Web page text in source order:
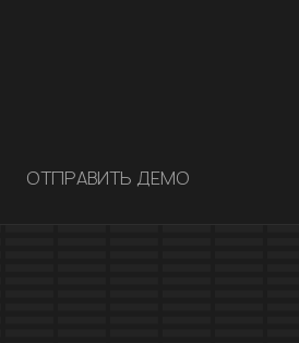
ОТПРАВИТЬ ДЕМО